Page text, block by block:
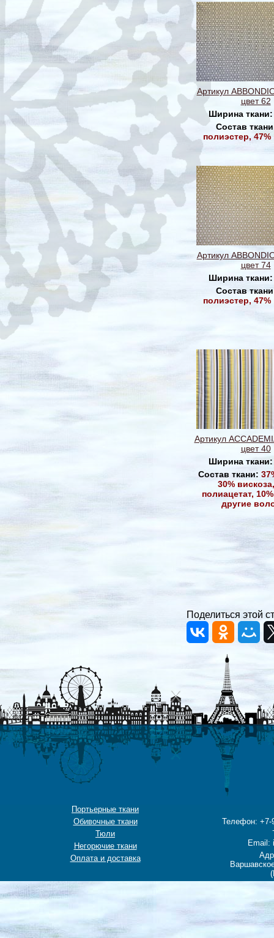
Артикул
цвет 62
Ширина
Состав
полиэстер, 47%
Артикул
цвет 74
Ширина
Состав
полиэстер, 47%
Артикул
цвет 40
Ширина
Состав ткани:
30%
полиацетат,
другие
Поделиться этой
Портьерные ткани
Обивочные ткани
Тюли
Негорючие ткани
Оплата и доставка
Телефон: +7-
Email: